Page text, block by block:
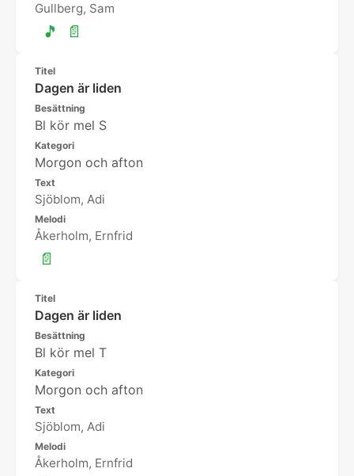
Gullberg, Sam
🎵 📄
Titel
Dagen är liden
Besättning
Bl kör mel S
Kategori
Morgon och afton
Text
Sjöblom, Adi
Melodi
Åkerholm, Ernfrid
📄
Titel
Dagen är liden
Besättning
Bl kör mel T
Kategori
Morgon och afton
Text
Sjöblom, Adi
Melodi
Åkerholm, Ernfrid